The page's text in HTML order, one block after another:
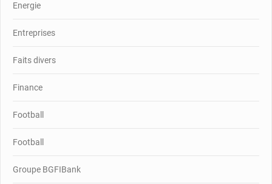
Energie
Entreprises
Faits divers
Finance
Football
Football
Groupe BGFIBank